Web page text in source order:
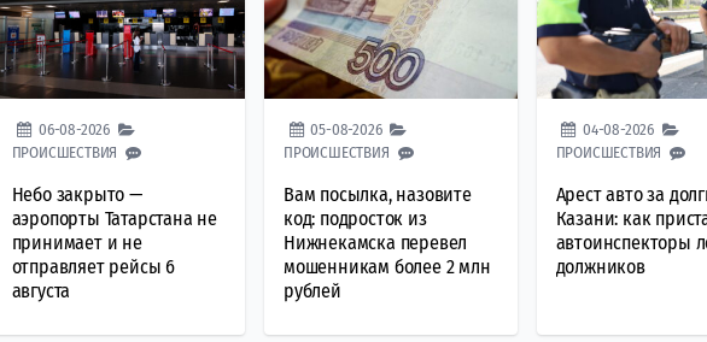
06-08-2026
ПРОИСШЕСТВИЯ
Небо закрыто —
аэропорты Татарстана не
принимает и не
отправляет рейсы 6
августа
05-08-2026
ПРОИСШЕСТВИЯ
Вам посылка, назовите
код: подросток из
Нижнекамска перевел
мошенникам более 2 млн
рублей
04-08-2026
ПРОИСШЕСТВИЯ
Арест авто за
Казани: как
автоинспекторы
должников